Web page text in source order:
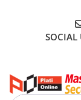
SOCIAL